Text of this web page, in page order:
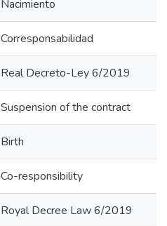
Nacimiento
Corresponsabilidad
Real Decreto-Ley 6/2019
Suspension of the contract
Birth
Co-responsibility
Royal Decree Law 6/2019